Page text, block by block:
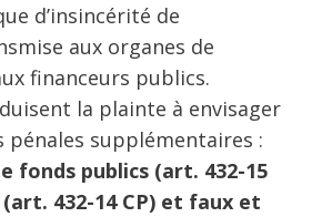
d’insincérité de
aux organes de
financeurs publics.
la plainte à envisager
pénales supplémentaires :
fonds publics (art. 432-15
432-14 CP) et faux et